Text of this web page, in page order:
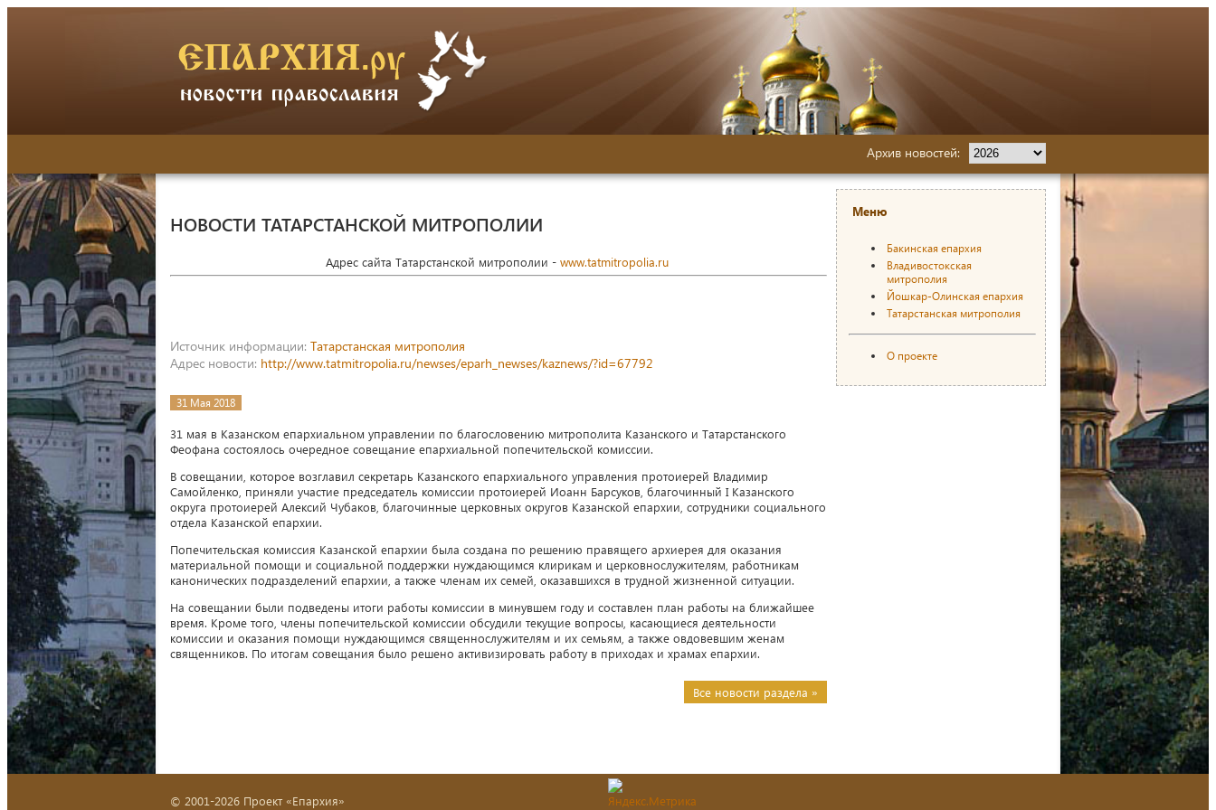
Архив новостей:
НОВОСТИ ТАТАРСТАНСКОЙ МИТРОПОЛИИ
Адрес сайта Татарстанской митрополии - www.tatmitropolia.ru
Источник информации: Татарстанская митрополия
Адрес новости: http://www.tatmitropolia.ru/newses/eparh_newses/kaznews/?id=67792
31 Мая 2018
31 мая в Казанском епархиальном управлении по благословению митрополита Казанского и Татарстанского
Феофана состоялось очередное совещание епархиальной попечительской комиссии.
В совещании, которое возглавил секретарь Казанского епархиального управления протоиерей Владимир
Самойленко, приняли участие председатель комиссии протоиерей Иоанн Барсуков, благочинный I Казанского
округа протоиерей Алексий Чубаков, благочинные церковных округов Казанской епархии, сотрудники социального
отдела Казанской епархии.
Попечительская комиссия Казанской епархии была создана по решению правящего архиерея для оказания
материальной помощи и социальной поддержки нуждающимся клирикам и церковнослужителям, работникам
канонических подразделений епархии, а также членам их семей, оказавшихся в трудной жизненной ситуации.
На совещании были подведены итоги работы комиссии в минувшем году и составлен план работы на ближайшее
время. Кроме того, члены попечительской комиссии обсудили текущие вопросы, касающиеся деятельности
комиссии и оказания помощи нуждающимся священнослужителям и их семьям, а также овдовевшим женам
священников. По итогам совещания было решено активизировать работу в приходах и храмах епархии.
Все новости раздела »
Меню
Бакинская епархия
Владивостокская
митрополия
Йошкар-Олинская епархия
Татарстанская митрополия
О проекте
© 2001-2026 Проект «Епархия»